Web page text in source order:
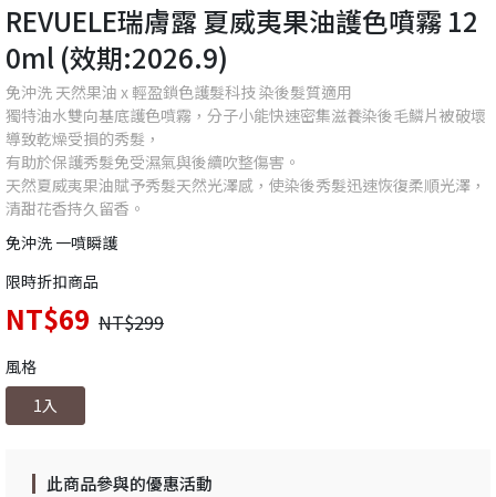
REVUELE瑞膚露 夏威夷果油護色噴霧 12
0ml (效期:2026.9)
免沖洗 天然果油 x 輕盈鎖色護髮科技 染後髮質適用
獨特油水雙向基底護色噴霧，分子小能快速密集滋養染後毛鱗片被破壞
導致乾燥受損的秀髮，
有助於保護秀髮免受濕氣與後續吹整傷害。
天然夏威夷果油賦予秀髮天然光澤感，使染後秀髮迅速恢復柔順光澤，
清甜花香持久留香。
免沖洗 一噴瞬護
限時折扣商品
NT$69 NT$299
風格
1入
此商品參與的優惠活動